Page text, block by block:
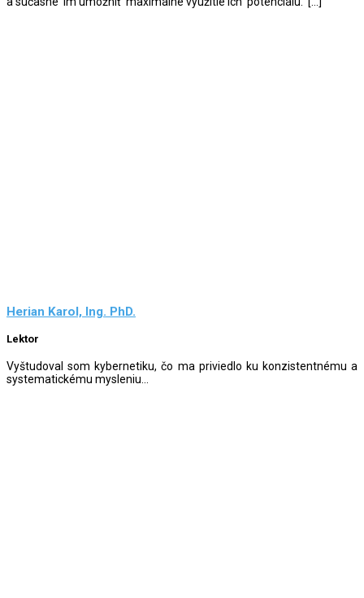
Herian Karol, Ing. PhD.
Lektor
Vyštudoval som kybernetiku, čo ma priviedlo ku konzistentnému a
systematickému mysleniu...